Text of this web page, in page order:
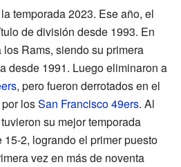
temporada 2023. Ese año, el
de división desde 1993. En
Rams, siendo su primera
desde 1991. Luego eliminaron a
, pero fueron derrotados en el
losSan Francisco 49ers. Al
su mejor temporada
2, logrando el primer puesto
vez en más de noventa